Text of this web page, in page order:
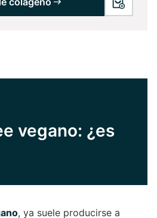
vegano: ¿es
, ya suele producirse a